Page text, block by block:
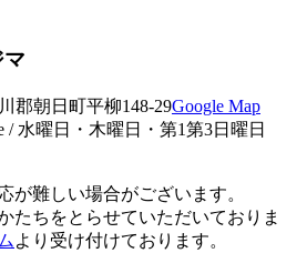
マ
郡朝日町平柳148-29Google Map
/ 水曜日・木曜日・第1第3日曜日
が難しい場合がございます。
たちをとらせていただいておりま
より受け付けております。